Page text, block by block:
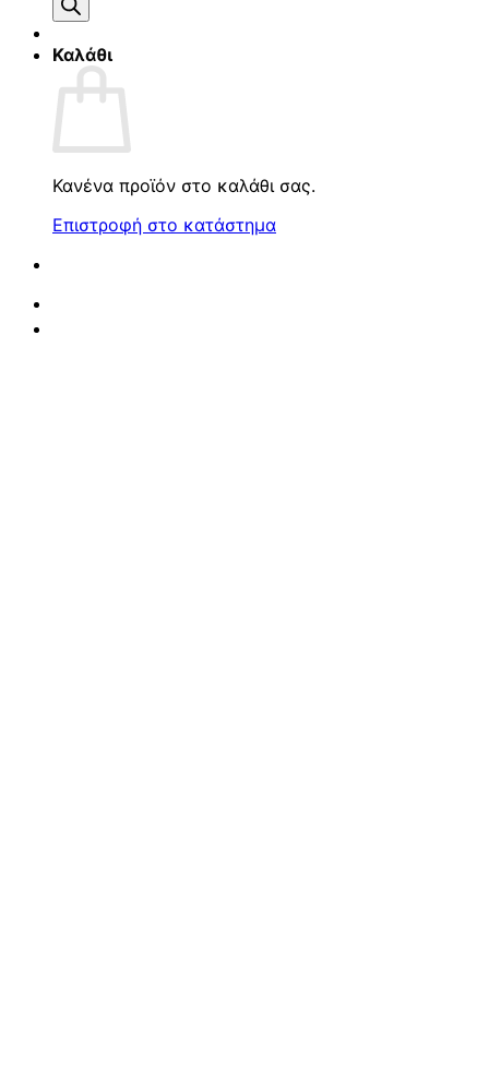
Καλάθι
Κανένα προϊόν στο καλάθι σας.
Επιστροφή στο κατάστημα